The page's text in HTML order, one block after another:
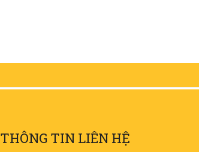
THÔNG TIN LIÊN HỆ